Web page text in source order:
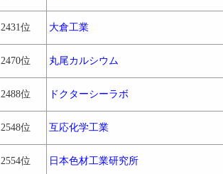
2431位 大倉工業
2470位 丸尾カルシウム
2488位 ドクターシーラボ
2548位 互応化学工業
2554位 日本色材工業研究所